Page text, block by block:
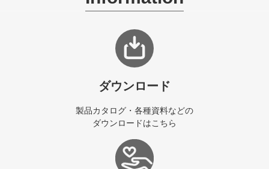
ダウンロード
製品カタログ・各種資料などの
ダウンロードはこちら